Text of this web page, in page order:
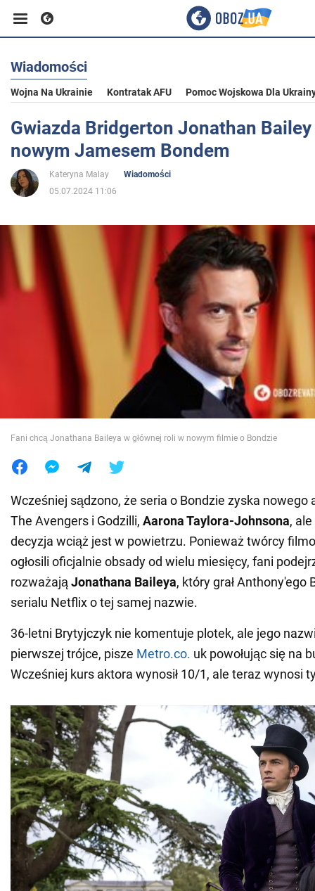
Biznes
Sport
Rozrywka
Polityka
Społeczeństwo
Wojna na Ukrainie
Jedzenie
Wiadomości
Wojna Na Ukrainie Kontratak AFU Pomoc Wojskowa Dla
Gwiazda Bridgerton Jonathan
nowym Jamesem Bondem
Kateryna Malay
Wiadomości
05.07.2024 11:06
Fani chcą Jonathana Baileya w głównej roli w nowym filmie o Bondzie
Wcześniej sądzono, że seria o Bondzie zyska nowego
The Avengers i Godzilli, Aarona Taylora-Johnsona,
decyzja wciąż jest w powietrzu. Ponieważ twórcy
ogłosili oficjalnie obsady od wielu miesięcy, fani
rozważająJonathana Baileya, który grał Anthony'ego
serialu Netflix o tej samej nazwie.
36-letni Brytyjczyk nie komentuje plotek, ale jego
pierwszej trójce, pisze Metro.co. uk powołując się na
Wcześniej kurs aktora wynosił 10/1, ale teraz wynosi